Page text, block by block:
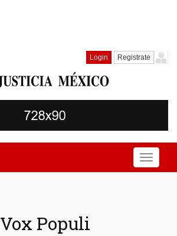
Login Registrate
Toggle
Vox Populi